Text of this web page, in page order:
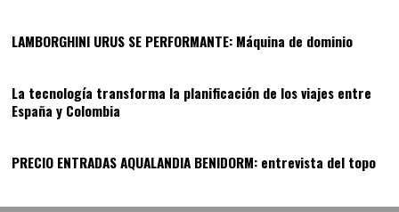
LAMBORGHINI URUS SE PERFORMANTE: Máquina de dominio13
La tecnología transforma la planificación de los viajes entre
España y Colombia
PRECIO ENTRADAS AQUALANDIA BENIDORM: entrevista del topo